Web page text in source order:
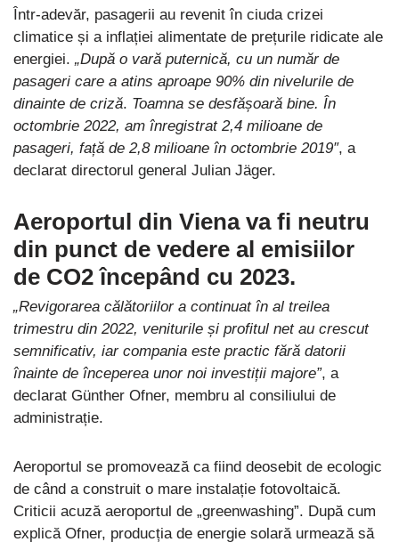
Într-adevăr, pasagerii au revenit în ciuda crizei
climatice și a inflației alimentate de prețurile ridicate ale
energiei. „După o vară puternică, cu un număr de
pasageri care a atins aproape 90% din nivelurile de
dinainte de criză. Toamna se desfășoară bine. În
octombrie 2022, am înregistrat 2,4 milioane de
pasageri, față de 2,8 milioane în octombrie 2019″, a
declarat directorul general Julian Jäger.
Aeroportul din Viena va fi neutru
din punct de vedere al emisiilor
de CO2 începând cu 2023.
„Revigorarea călătoriilor a continuat în al treilea
trimestru din 2022, veniturile și profitul net au crescut
semnificativ, iar compania este practic fără datorii
înainte de începerea unor noi investiții majore”, a
declarat Günther Ofner, membru al consiliului de
administrație.
Aeroportul se promovează ca fiind deosebit de ecologic
de când a construit o mare instalație fotovoltaică.
Criticii acuză aeroportul de „greenwashing”. După cum
explică Ofner, producția de energie solară urmează să